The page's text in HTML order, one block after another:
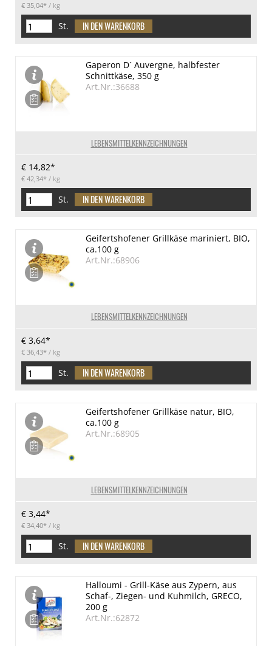
€ 35,04* / kg
St.
LEBENSMITTELKENNZEICHNUNGEN
Gaperon D´ Auvergne, halbfester
Schnittkäse, 350 g
Art.Nr.:36688
€ 14,82*
€ 42,34* / kg
St.
LEBENSMITTELKENNZEICHNUNGEN
Geifertshofener Grillkäse mariniert, BIO,
ca.100 g
Art.Nr.:68906
€ 3,64*
€ 36,43* / kg
St.
LEBENSMITTELKENNZEICHNUNGEN
Geifertshofener Grillkäse natur, BIO,
ca.100 g
Art.Nr.:68905
€ 3,44*
€ 34,40* / kg
St.
Halloumi - Grill-Käse aus Zypern, aus
Schaf-, Ziegen- und Kuhmilch, GRECO,
200 g
Art.Nr.:62872